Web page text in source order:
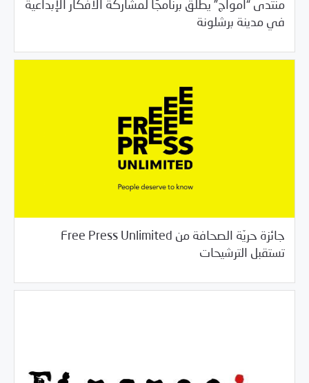
منتدى “أمواج” يطلق برنامجًا لمشاركة الأفكار الإبداعية
في مدينة برشلونة
06/18/2018 خبر بارز/فرص التدريب و المشاركة
جائزة حريّة الصحافة من Free Press Unlimited
تستقبل الترشيحات
06/18/2018 خبر بارز/فرص التدريب و المشاركة